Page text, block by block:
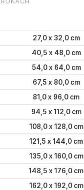
27,0 x 32,0 cm
40,5 x 48,0 cm
54,0 x 64,0 cm
67,5 x 80,0 cm
81,0 x 96,0 cm
94,5 x 112,0 cm
108,0 x 128,0 cm
121,5 x 144,0 cm
135,0 x 160,0 cm
148,5 x 176,0 cm
162,0 x 192,0 cm